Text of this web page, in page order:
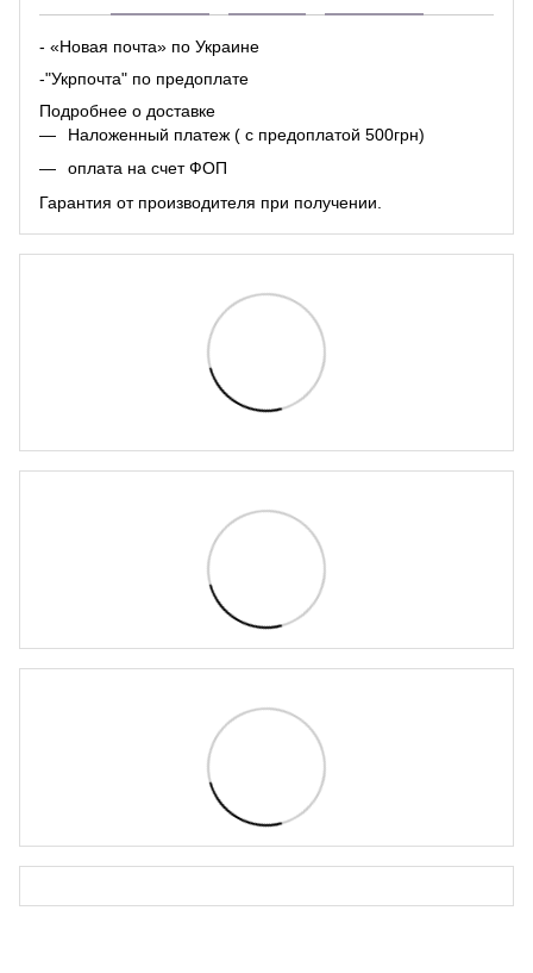
- «Новая почта» по Украине
-"Укрпочта" по предоплате
Подробнее о доставке
Наложенный платеж ( с предоплатой 500грн)
оплата на счет ФОП
Гарантия от производителя при получении.